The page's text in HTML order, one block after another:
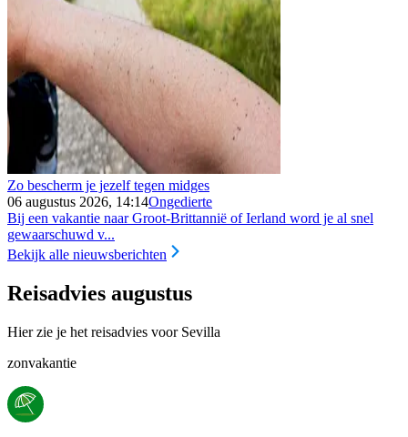
Zo bescherm je jezelf tegen midges
06 augustus 2026, 14:14Ongedierte
Bij een vakantie naar Groot-Brittannië of Ierland word je al snel
gewaarschuwd v...
Bekijk alle nieuwsberichten
Reisadvies augustus
Hier zie je het reisadvies voor Sevilla
zonvakantie